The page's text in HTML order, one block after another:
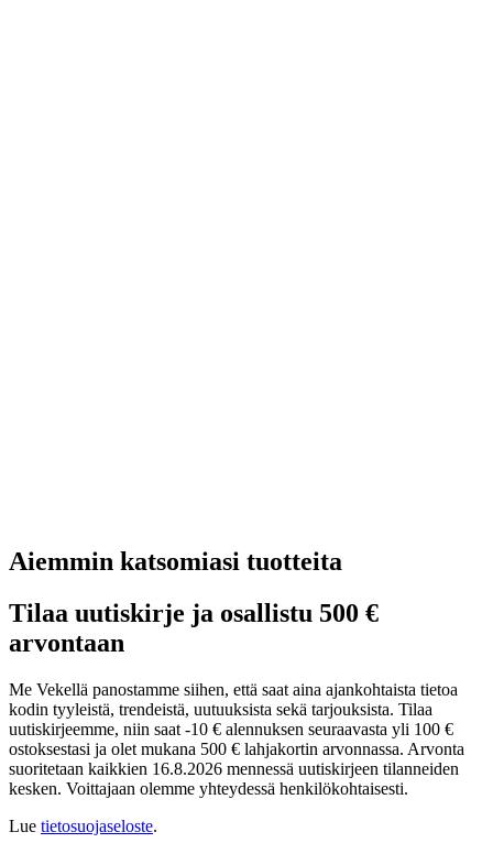
Aiemmin katsomiasi tuotteita
Tilaa uutiskirje ja osallistu 500 €
arvontaan
Me Vekellä panostamme siihen, että saat aina ajankohtaista tietoa
kodin tyyleistä, trendeistä, uutuuksista sekä tarjouksista. Tilaa
uutiskirjeemme, niin saat -10 € alennuksen seuraavasta yli 100 €
ostoksestasi ja olet mukana 500 € lahjakortin arvonnassa. Arvonta
suoritetaan kaikkien 16.8.2026 mennessä uutiskirjeen tilanneiden
kesken. Voittajaan olemme yhteydessä henkilökohtaisesti.
Lue tietosuojaseloste.